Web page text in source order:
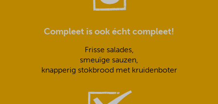
Compleet is ook écht compleet!
Frisse salades,
smeuïge sauzen,
knapperig stokbrood met kruidenboter